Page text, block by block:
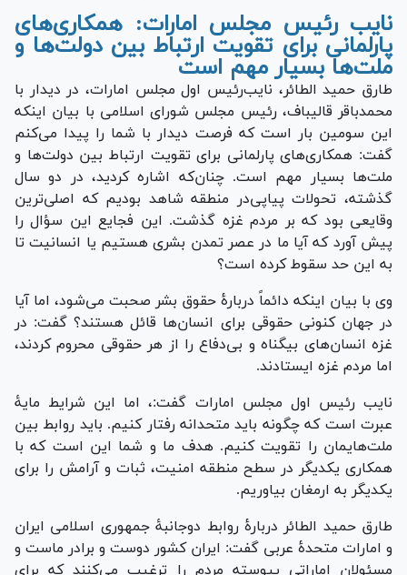
نایب رئیس مجلس امارات: همکاری‌های
پارلمانی برای تقویت ارتباط بین دولت‌ها و
ملت‌ها بسیار مهم است
طارق حمید الطائر، نایب‌رئیس اول مجلس امارات، در دیدار با
محمدباقر قالیباف، رئیس مجلس شورای اسلامی با بیان اینکه
این سومین بار است که فرصت دیدار با شما را پیدا می‌کنم
گفت: همکاری‌های پارلمانی برای تقویت ارتباط بین دولت‌ها و
ملت‌ها بسیار مهم است. چنان‌که اشاره کردید، در دو سال
گذشته، تحولات پیاپی‌در منطقه شاهد بودیم که اصلی‌ترین
وقایعی بود که بر مردم غزه گذشت. این فجایع این سؤال را
پیش آورد که آیا ما در عصر تمدن بشری هستیم یا انسانیت تا
به این حد سقوط کرده است؟
وی با بیان اینکه دائماً دربارۀ حقوق بشر صحبت می‌شود، اما آیا
در جهان کنونی حقوقی برای انسان‌ها قائل هستند؟ گفت: در
غزه انسان‌های بیگناه و بی‌دفاع را از هر حقوقی محروم کردند،
اما مردم غزه ایستادند.
نایب رئیس اول مجلس امارات گفت:، اما این شرایط مایۀ
عبرت است که چگونه باید متحدانه رفتار کنیم. باید روابط بین
ملت‌هایمان را تقویت کنیم. هدف ما و شما این است که با
همکاری یکدیگر در سطح منطقه امنیت، ثبات و آرامش را برای
یکدیگر به ارمغان بیاوریم.
طارق حمید الطائر دربارۀ روابط دوجانبۀ جمهوری اسلامی ایران
و امارات متحدۀ عربی گفت: ایران کشور دوست و برادر ماست و
مسئولان اماراتی پیوسته مردم را ترغیب می‌کنند که برای